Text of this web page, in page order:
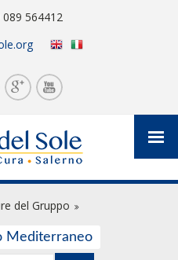
089 564412
del Gruppo
Mediterraneo